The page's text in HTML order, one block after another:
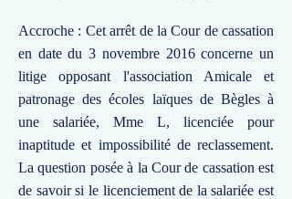
Accroche : Cet arrêt de la Cour de cassation
en date du 3 novembre 2016 concerne un
litige opposant l'association Amicale et
patronage des écoles laïques de Bègles à
une salariée, Mme L, licenciée pour
inaptitude et impossibilité de reclassement.
La question posée à la Cour de cassation est
de savoir si le licenciement de la salariée est